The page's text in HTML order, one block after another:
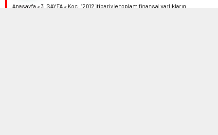
Anasayfa »3. SAYFA » Koç: “2012 itibariyle toplam finansal varlıkların